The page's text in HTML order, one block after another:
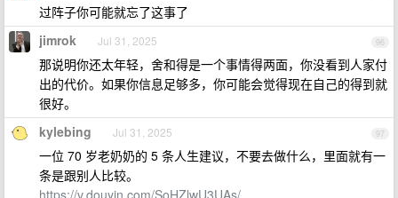
过阵子你可能就忘了这事了
96
jimrok Jul 31, 2025
那说明你还太年轻，舍和得是一个事情得两面，你没看到人家付
出的代价。如果你信息足够多，你可能会觉得现在自己的得到就
很好。
97
kylebing Jul 31, 2025
一位 70 岁老奶奶的 5 条人生建议，不要去做什么，里面就有一
条是跟别人比较。
https://v.douyin.com/SoHZlwU3UAs/